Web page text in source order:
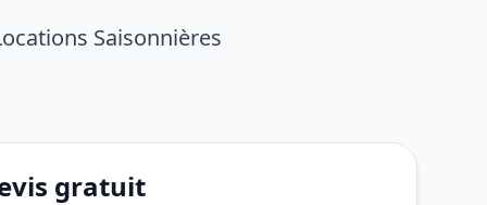
Saisonnières
gratuit